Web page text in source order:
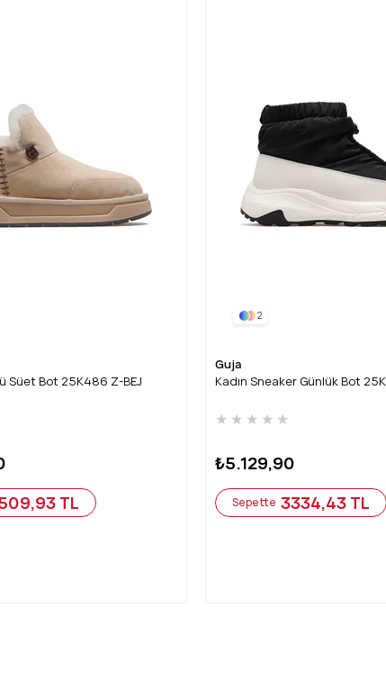
Süet Bot 25K486 Z-BEJ
TL
2
Guja
Kadın Sneaker Günlük Bot
★ ★ ★ ★ ★
₺5.129,90
Sepette 3334,43 TL